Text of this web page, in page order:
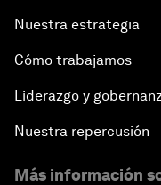
Nuestra estrategia
Cómo trabajamos
Liderazgo y
Nuestra repercusión
Más información